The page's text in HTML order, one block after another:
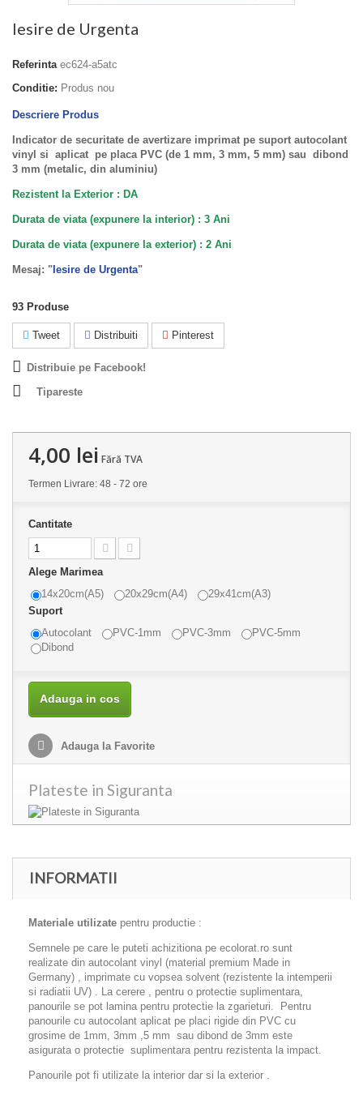
Iesire de Urgenta
Referinta ec624-a5atc
Conditie: Produs nou
Descriere Produs
Indicator de securitate de avertizare imprimat pe suport autocolant
vinyl si aplicat pe placa PVC (de 1 mm, 3 mm, 5 mm) sau dibond
3 mm (metalic, din aluminiu)
Rezistent la Exterior : DA
Durata de viata (expunere la interior) : 3 Ani
Durata de viata (expunere la exterior) : 2 Ani
Mesaj: "Iesire de Urgenta"
93 Produse
Tweet Distribuiti Pinterest
Distribuie pe Facebook!
Tipareste
4,00 lei Fără TVA
Termen Livrare: 48 - 72 ore
Cantitate
Alege Marimea
14x20cm(A5)
20x29cm(A4)
29x41cm(A3)
Suport
Autocolant
PVC-1mm PVC-3mm
PVC-5mm
Dibond
Adauga in cos
Adauga la Favorite
Plateste in Siguranta
INFORMATII
Materiale utilizate pentru productie :
Semnele pe care le puteti achizitiona pe ecolorat.ro sunt
realizate din autocolant vinyl (material premium Made in
Germany) , imprimate cu vopsea solvent (rezistente la intemperii
si radiatii UV) . La cerere , pentru o protectie suplimentara,
panourile se pot lamina pentru protectie la zgarieturi. Pentru
panourile cu autocolant aplicat pe placi rigide din PVC cu
grosime de 1mm, 3mm ,5 mm sau dibond de 3mm este
asigurata o protectie suplimentara pentru rezistenta la impact.
Panourile pot fi utilizate la interior dar si la exterior .